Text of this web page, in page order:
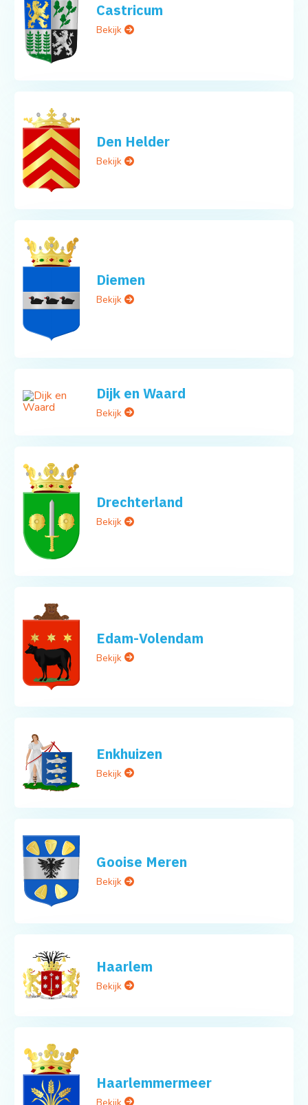
Castricum
Bekijk
Den Helder
Bekijk
Diemen
Bekijk
Dijk en Waard
Bekijk
Drechterland
Bekijk
Edam-Volendam
Bekijk
Enkhuizen
Bekijk
Gooise Meren
Bekijk
Haarlem
Bekijk
Haarlemmermeer
Bekijk